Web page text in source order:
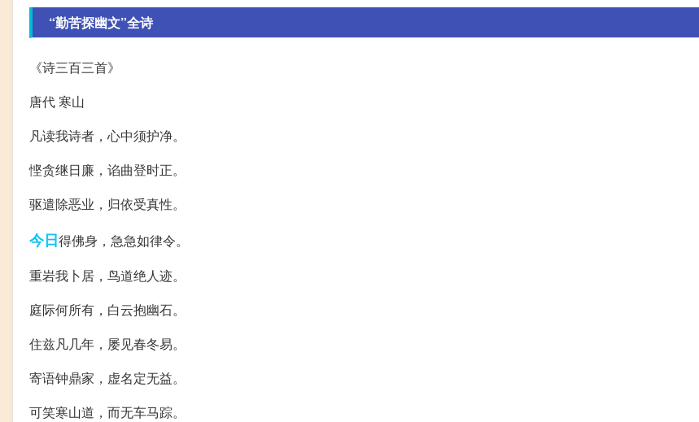
“勤苦探幽文”全诗
《诗三百三首》
唐代 寒山
凡读我诗者，心中须护净。
悭贪继日廉，谄曲登时正。
驱遣除恶业，归依受真性。
今日得佛身，急急如律令。
重岩我卜居，鸟道绝人迹。
庭际何所有，白云抱幽石。
住兹凡几年，屡见春冬易。
寄语钟鼎家，虚名定无益。
可笑寒山道，而无车马踪。